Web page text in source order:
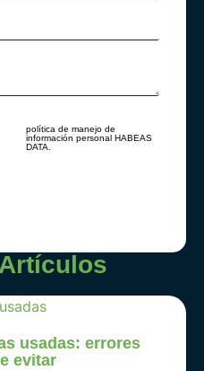
política de manejo de
información personal HABEAS
DATA.
usadas: errores
evitar